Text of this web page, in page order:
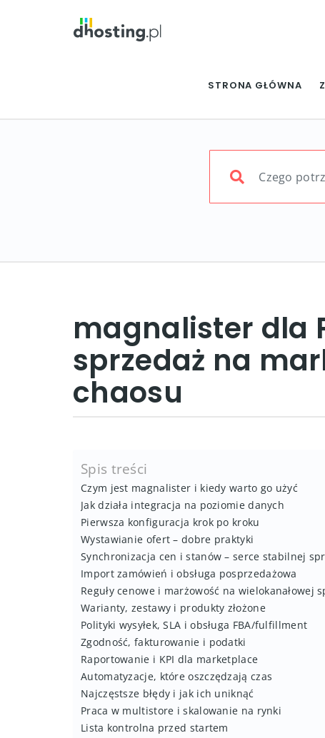
STRONA GŁÓWNA
magnalister dla
sprzedaż na
chaosu
Spis treści
Czym jest magnalister i kiedy warto go użyć
Jak działa integracja na poziomie danych
Pierwsza konfiguracja krok po kroku
Wystawianie ofert – dobre praktyki
Synchronizacja cen i stanów – serce stabilnej
Import zamówień i obsługa posprzedażowa
Reguły cenowe i marżowość na wielokanałowej
Warianty, zestawy i produkty złożone
Polityki wysyłek, SLA i obsługa FBA/fulfillment